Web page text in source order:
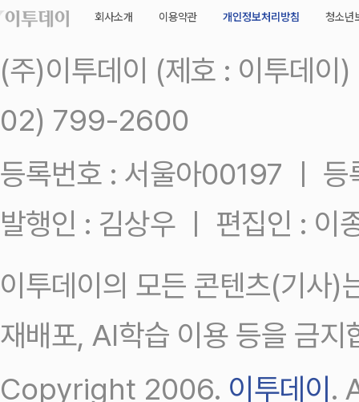
회사소개 이용약관 개인정보처리방침 청소년
(주)이투데이 (제호 : 이투데
02) 799-2600
등록번호 : 서울아00197 ㅣ
발행인 : 김상우 ㅣ 편집인 : 이
이투데이의 모든 콘텐츠(기사)
재배포, AI학습 이용 등을 금지
Copyright 2006. 이투데이.